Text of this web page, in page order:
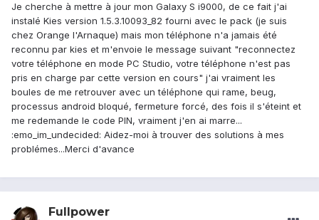
Je cherche à mettre à jour mon Galaxy S i9000, de ce fait j'ai
instalé Kies version 1.5.3.10093_82 fourni avec le pack (je suis
chez Orange l'Arnaque) mais mon téléphone n'a jamais été
reconnu par kies et m'envoie le message suivant "reconnectez
votre téléphone en mode PC Studio, votre téléphone n'est pas
pris en charge par cette version en cours" j'ai vraiment les
boules de me retrouver avec un téléphone qui rame, beug,
processus android bloqué, fermeture forcé, des fois il s'éteint et
me redemande le code PIN, vraiment j'en ai marre...
:emo_im_undecided: Aidez-moi à trouver des solutions à mes
problémes...Merci d'avance
Fullpower